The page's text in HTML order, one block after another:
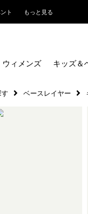
ト もっと見る
ウィメンズ キッズ＆
ベースレイヤー